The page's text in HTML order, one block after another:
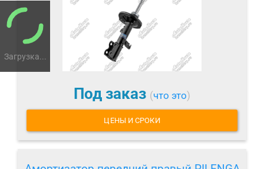
Загрузка...
Под заказ (что это)
ЦЕНЫ И СРОКИ